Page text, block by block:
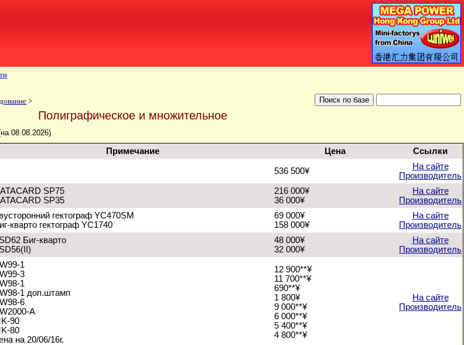
Полиграфическое и множительное
08.08.2026)
Примечание Цена Ссылки
536 500¥
На сайте
Производитель
SP75
SP35
216 000¥
36 000¥
На сайте
Производитель
гектограф YC470SM
кварто гектограф YC1740
69 000¥
158 000¥
На сайте
Производитель
Биг-кварто
48 000¥
32 000¥
На сайте
Производитель
1
3
1
1 доп.штамп
6
A
90
80
на 20/06/16г.
12 900**¥
11 700**¥
690**¥
1 800¥
9 000**¥
6 000**¥
5 400**¥
4 800**¥
На сайте
Производитель
>